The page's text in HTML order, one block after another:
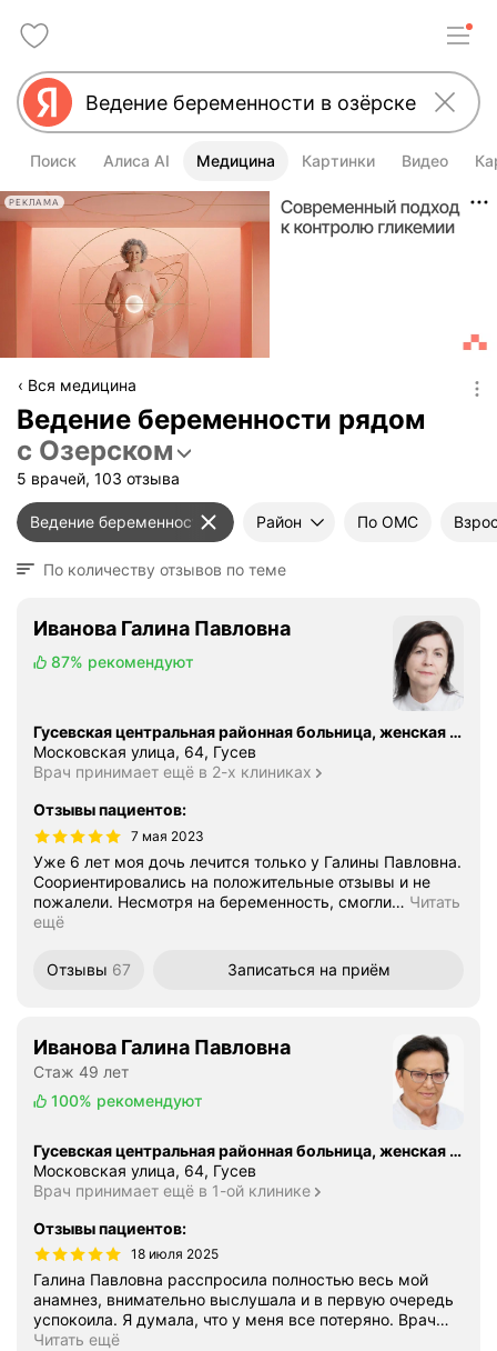
Поиск Алиса AI Медицина Картинки Видео
РЕКЛАМА
Вся медицина
Ведение беременности рядом
с Озерском
5 врачей, 103 отзыва
Ведение беременности Район По ОМС
По количеству отзывов по теме
Иванова Галина Павловна
87% рекомендуют
Гусевская центральная районная больница, женская консультация
Московская улица, 64, Гусев
Врач принимает ещё в 2-х клиниках
Отзывы пациентов:
7 мая 2023
Уже 6 лет моя дочь лечится только у Галины Павловна.
Соориентировались на положительные отзывы и не
пожалели. Несмотря на беременность, смогли… Читать
ещё
Отзывы 67 Записаться на приём
Иванова Галина Павловна
Стаж 49 лет
100% рекомендуют
Гусевская центральная районная больница, женская консультация
Московская улица, 64, Гусев
Врач принимает ещё в 1-ой клинике
Отзывы пациентов:
18 июля 2025
Галина Павловна расспросила полностью весь мой
анамнез, внимательно выслушала и в первую очередь
успокоила. Я думала, что у меня все потеряно. Врач…
Читать ещё